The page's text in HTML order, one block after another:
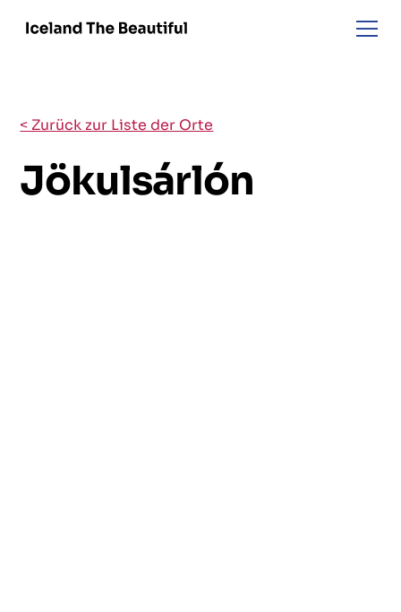
< Zurück zur Liste der Orte
Jökulsárlón